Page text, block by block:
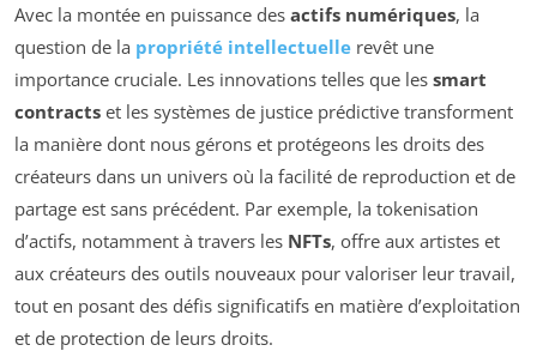
Avec la montée en puissance des actifs numériques, la
question de la propriété intellectuelle revêt une
importance cruciale. Les innovations telles que les smart
contracts et les systèmes de justice prédictive transforment
la manière dont nous gérons et protégeons les droits des
créateurs dans un univers où la facilité de reproduction et de
partage est sans précédent. Par exemple, la tokenisation
d’actifs, notamment à travers les NFTs, offre aux artistes et
aux créateurs des outils nouveaux pour valoriser leur travail,
tout en posant des défis significatifs en matière d’exploitation
et de protection de leurs droits.